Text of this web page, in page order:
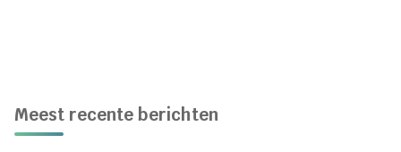
Meest recente berichten